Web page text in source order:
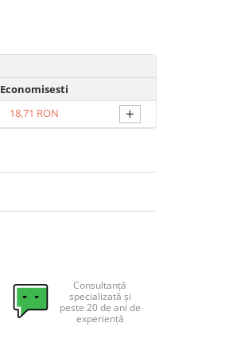
Economisesti
18,71 RON +
Consultanță
specializată și
peste 20 de ani de
experiență